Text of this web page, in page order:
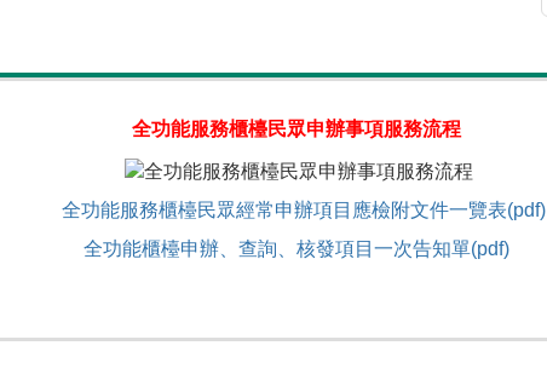
全功能服務櫃檯民眾申辦事項服務流程
全功能服務櫃檯民眾經常申辦項目應檢附文件一覽表(pdf)
全功能櫃檯申辦、查詢、核發項目一次告知單(pdf)